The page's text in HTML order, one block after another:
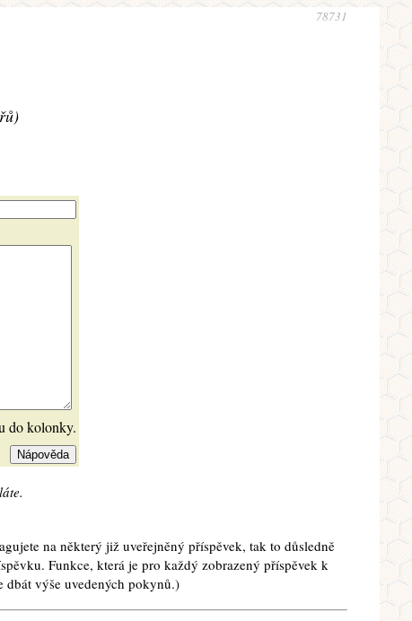
78731
do kolonky.
na některý již uveřejněný příspěvek, tak to důsledně
Funkce, která je pro každý zobrazený příspěvek k
dbát výše uvedených pokynů.)